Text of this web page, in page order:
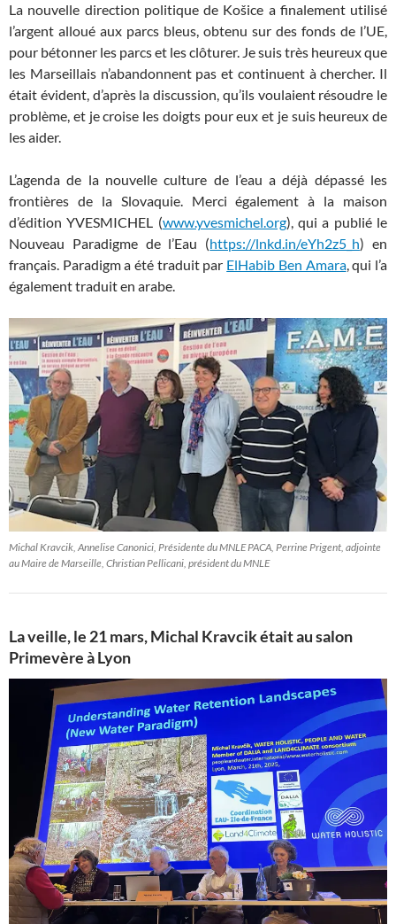
La nouvelle direction politique de Košice a finalement utilisé
l’argent alloué aux parcs bleus, obtenu sur des fonds de l’UE,
pour bétonner les parcs et les clôturer. Je suis très heureux que
les Marseillais n’abandonnent pas et continuent à chercher. Il
était évident, d’après la discussion, qu’ils voulaient résoudre le
problème, et je croise les doigts pour eux et je suis heureux de
les aider.
L’agenda de la nouvelle culture de l’eau a déjà dépassé les
frontières de la Slovaquie. Merci également à la maison
d’édition YVESMICHEL (www.yvesmichel.org), qui a publié le
Nouveau Paradigme de l’Eau (https://lnkd.in/eYh2z5_h) en
français. Paradigm a été traduit par ElHabib Ben Amara, qui l’a
également traduit en arabe.
Michal Kravcik, Annelise Canonici, Présidente du MNLE PACA, Perrine Prigent, adjointe
au Maire de Marseille, Christian Pellicani, président du MNLE
La veille, le 21 mars, Michal Kravcik était au salon
Primevère à Lyon